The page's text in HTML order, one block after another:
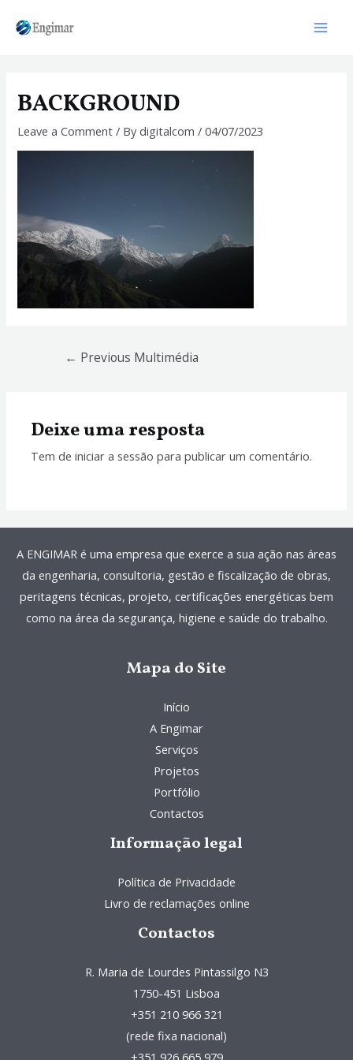
BACKGROUND
Leave a Comment / Bydigitalcom/04/07/2023
Navegação
← Previous Multimédia
Deixe uma resposta
Tem deiniciar a sessão para publicar um comentário.
A ENGIMAR é uma empresa que exerce a sua ação nas áreas
da engenharia, consultoria, gestão e fiscalização de obras,
peritagens técnicas, projeto, certificações energéticas bem
como na área da segurança, higiene e saúde do trabalho.
Mapa do Site
Início
A Engimar
Serviços
Projetos
Portfólio
Contactos
Informação legal
Política de Privacidade
Livro de reclamações online
Contactos
R. Maria de Lourdes Pintassilgo N3
1750-451 Lisboa
+351 210 966 321
(rede fixa nacional)
+351 926 665 979